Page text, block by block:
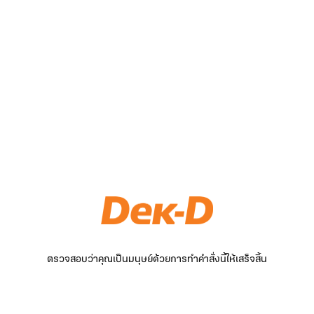
ตรวจสอบว่าคุณเป็นมนุษย์ด้วยการทำคำสั่งนี้ให้เสร็จสิ้น